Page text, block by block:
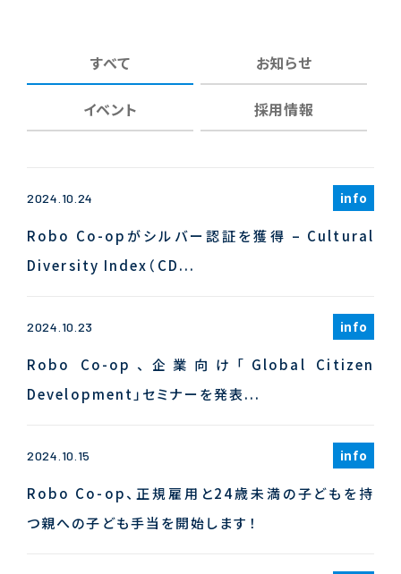
すべて お知らせ
イベント 採用情報
2024.10.24 info
Robo Co-opがシルバー認証を獲得 – Cultural
Diversity Index（CD...
2024.10.23 info
Robo Co-op、企業向け「Global Citizen
Development」セミナーを発表...
2024.10.15 info
Robo Co-op、正規雇用と24歳未満の子どもを持
つ親への子ども手当を開始します！